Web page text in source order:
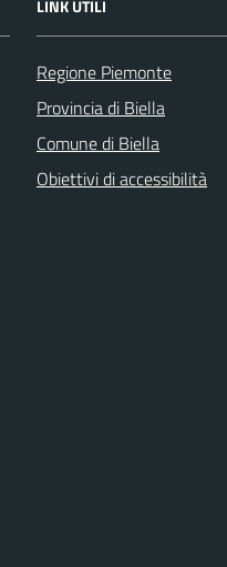
LINK UTILI
Regione Piemonte
Provincia di Biella
Comune di Biella
Obiettivi di accessibilità